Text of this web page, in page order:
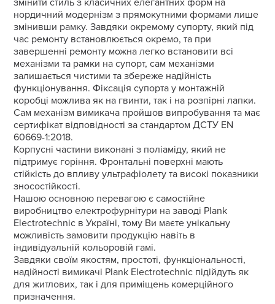
змінити стиль з класичних елегантних форм на
нордичний модернізм з прямокутними формами лише
змінивши рамку. Завдяки окремому супорту, який під
час ремонту встановлюється окремо, та при
завершенні ремонту можна легко встановити всі
механізми та рамки на супорт, сам механізми
залишається чистими та збереже надійність
функціонування. Фіксація супорта у монтажній
коробці можлива як на гвинти, так і на розпірні лапки.
Сам механізм вимикача пройшов випробування та має
сертифікат відповідності за стандартом ДСТУ EN
60669-1:2018.
Корпусні частини виконані з поліаміду, який не
підтримує горіння. Фронтальні поверхні мають
стійкість до впливу ультрафіолету та високі показники
зносостійкості.
Нашою основною перевагою є самостійне
виробництво електрофурнітури на заводі Plank
Electrotechnic в Україні, тому Ви маєте унікальну
можливість замовити продукцію навіть в
індивідуальній кольоровій гамі.
Завдяки своїм якостям, простоті, функціональності,
надійності вимикачі Plank Electrotechnic підійдуть як
для житлових, так і для приміщень комерційного
призначення.